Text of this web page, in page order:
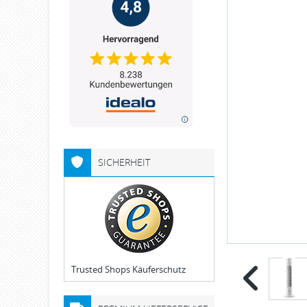
SICHERHEIT
Trusted Shops Käuferschutz